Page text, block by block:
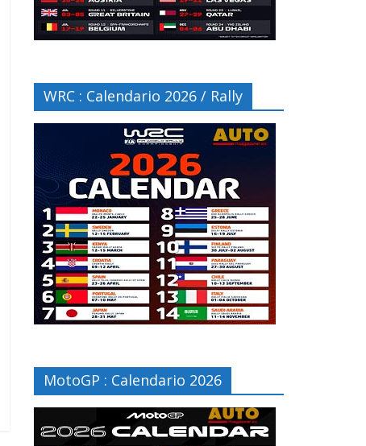
WRC : Calendario 2026 / Rally
MotoGP : Calendario 2026